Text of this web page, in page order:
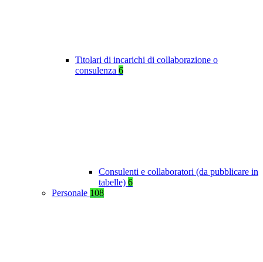
Titolari di incarichi di collaborazione o
consulenza 6
Consulenti e collaboratori (da pubblicare in
tabelle) 6
Personale 108